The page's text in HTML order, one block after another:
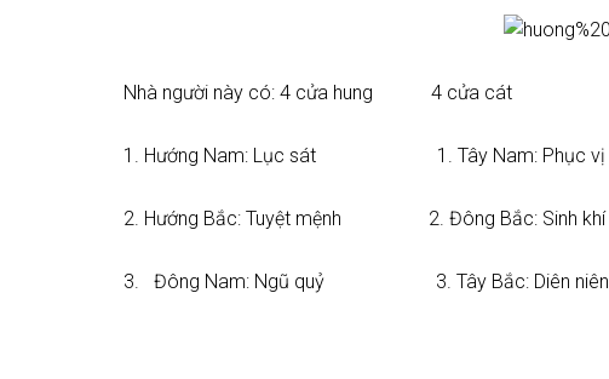
Nhà người này có: 4 cửa hung 4 cửa cát
1. Hướng Nam: Lục sát 1. Tây Nam: Phục vị
2. Hướng Bắc: Tuyệt mệnh 2. Đông Bắc: Sinh khí
3. Đông Nam: Ngũ quỷ 3. Tây Bắc: Diên niên